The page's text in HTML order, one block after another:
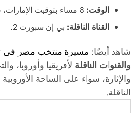
الوقت:
القناة الناقلة: بي إن سبورت 2.
شاهد أيضًا: مسيرة منتخب مصر في
والقنوات الناقلة لأفريقيا وأوروبا،
والإثارة، سواء على الساحة
الناقلة.